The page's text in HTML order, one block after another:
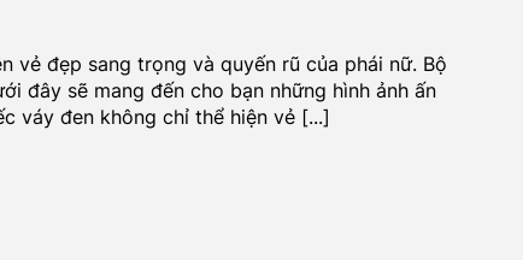
vẻ đẹp sang trọng và quyến rũ của phái nữ. Bộ
đây sẽ mang đến cho bạn những hình ảnh ấn
váy đen không chỉ thể hiện vẻ [...]